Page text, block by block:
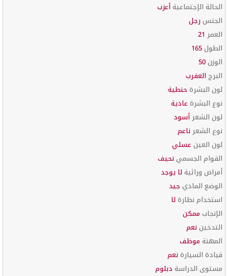
الحالة الإجتماعيةأعزب
الجنسرجل
العمر 21
الطول165
الوزن50
البرجالعقرب
لون البشرة حنطية
نوع البشرة عادية
لون الشعرأسود
نوع الشعرناعم
لون العين عسلي
القوام الجسمينحيف
أمراض وراثيةلا يوجد
الوضع المادي جيد
استخدام نظارةلا
الإنجاب ممكن
التدخيننعم
المهنة موظف
قيادة السيارةنعم
مستوى الدراسة دبلوم